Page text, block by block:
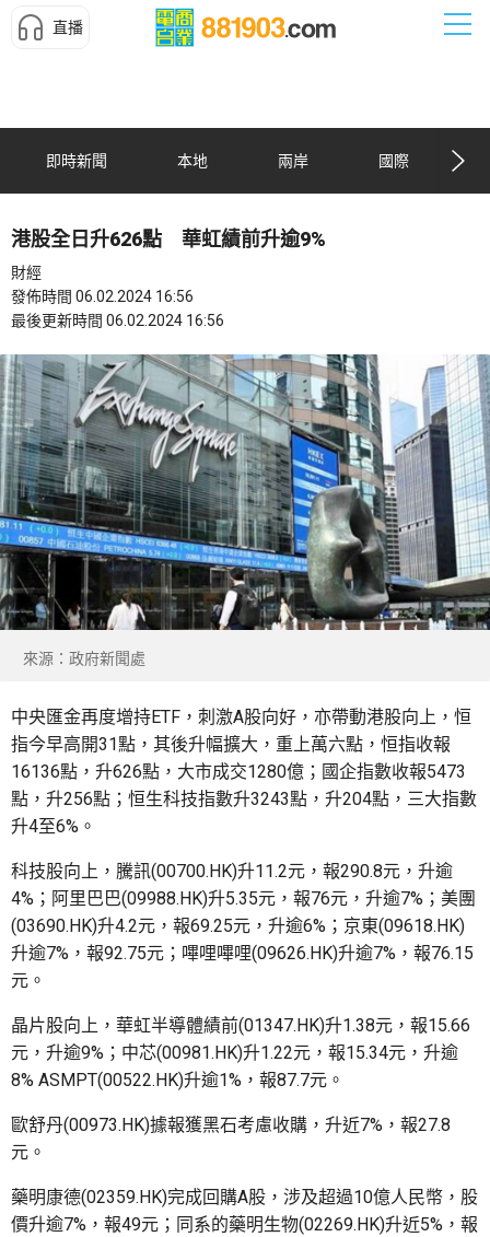
直播
即時新聞 本地 兩岸 國際
港股全日升626點 華虹績前升逾9%
財經
發佈時間 06.02.2024 16:56
最後更新時間 06.02.2024 16:56
來源：政府新聞處
中央匯金再度增持ETF，刺激A股向好，亦帶動港股向上，恒
指今早高開31點，其後升幅擴大，重上萬六點，恒指收報
16136點，升626點，大市成交1280億；國企指數收報5473
點，升256點；恒生科技指數升3243點，升204點，三大指數
升4至6%。
科技股向上，騰訊(00700.HK)升11.2元，報290.8元，升逾
4%；阿里巴巴(09988.HK)升5.35元，報76元，升逾7%；美團
(03690.HK)升4.2元，報69.25元，升逾6%；京東(09618.HK)
升逾7%，報92.75元；嗶哩嗶哩(09626.HK)升逾7%，報76.15
元。
晶片股向上，華虹半導體績前(01347.HK)升1.38元，報15.66
元，升逾9%；中芯(00981.HK)升1.22元，報15.34元，升逾
8% ASMPT(00522.HK)升逾1%，報87.7元。
歐舒丹(00973.HK)據報獲黑石考慮收購，升近7%，報27.8
元。
藥明康德(02359.HK)完成回購A股，涉及超過10億人民幣，股
價升逾7%，報49元；同系的藥明生物(02269.HK)升近5%，報